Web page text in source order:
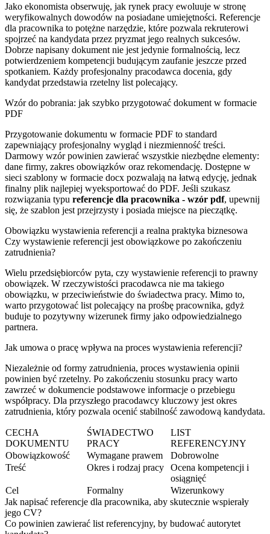
Jako ekonomista obserwuję, jak rynek pracy ewoluuje w stronę
weryfikowalnych dowodów na posiadane umiejętności. Referencje
dla pracownika to potężne narzędzie, które pozwala rekruterowi
spojrzeć na kandydata przez pryzmat jego realnych sukcesów.
Dobrze napisany dokument nie jest jedynie formalnością, lecz
potwierdzeniem kompetencji budującym zaufanie jeszcze przed
spotkaniem. Każdy profesjonalny pracodawca docenia, gdy
kandydat przedstawia rzetelny list polecający.
Wzór do pobrania: jak szybko przygotować dokument w formacie
PDF
Przygotowanie dokumentu w formacie PDF to standard
zapewniający profesjonalny wygląd i niezmienność treści.
Darmowy wzór powinien zawierać wszystkie niezbędne elementy:
dane firmy, zakres obowiązków oraz rekomendację. Dostępne w
sieci szablony w formacie docx pozwalają na łatwą edycję, jednak
finalny plik najlepiej wyeksportować do PDF. Jeśli szukasz
rozwiązania typu referencje dla pracownika - wzór pdf, upewnij
się, że szablon jest przejrzysty i posiada miejsce na pieczątkę.
Obowiązku wystawienia referencji a realna praktyka biznesowa
Czy wystawienie referencji jest obowiązkowe po zakończeniu
zatrudnienia?
Wielu przedsiębiorców pyta, czy wystawienie referencji to prawny
obowiązek. W rzeczywistości pracodawca nie ma takiego
obowiązku, w przeciwieństwie do świadectwa pracy. Mimo to,
warto przygotować list polecający na prośbę pracownika, gdyż
buduje to pozytywny wizerunek firmy jako odpowiedzialnego
partnera.
Jak umowa o pracę wpływa na proces wystawienia referencji?
Niezależnie od formy zatrudnienia, proces wystawienia opinii
powinien być rzetelny. Po zakończeniu stosunku pracy warto
zawrzeć w dokumencie podstawowe informacje o przebiegu
współpracy. Dla przyszłego pracodawcy kluczowy jest okres
zatrudnienia, który pozwala ocenić stabilność zawodową kandydata.
CECHA
DOKUMENTU
ŚWIADECTWO
PRACY
LIST
REFERENCYJNY
Obowiązkowość
Wymagane prawem
Dobrowolne
Treść
Okres i rodzaj pracy
Ocena kompetencji i
osiągnięć
Cel
Formalny
Wizerunkowy
Jak napisać referencje dla pracownika, aby skutecznie wspierały
jego CV?
Co powinien zawierać list referencyjny, by budować autorytet